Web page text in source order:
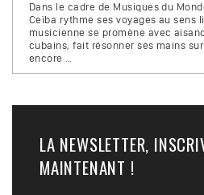
Dans le cadre de Musiques du
Ceïba rythme ses voyages au sens
musicienne se promène avec
cubains, fait résonner ses mains
encore …
LA NEWSLETTER,
MAINTENANT !